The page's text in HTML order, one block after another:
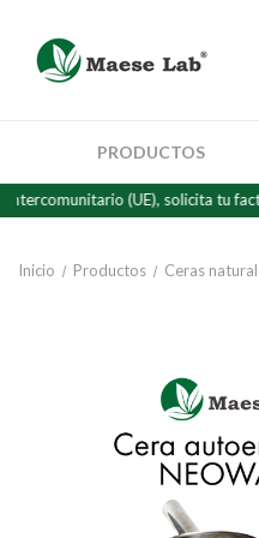
PRODUCTOS
(UE), solicita tu factura
Inicio Productos Ceras